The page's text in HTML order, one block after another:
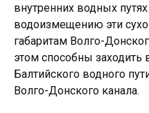
внутренних водных
водоизмещению эти
габаритам Волго-
этом способны
Балтийского водного
Волго-Донского канала.